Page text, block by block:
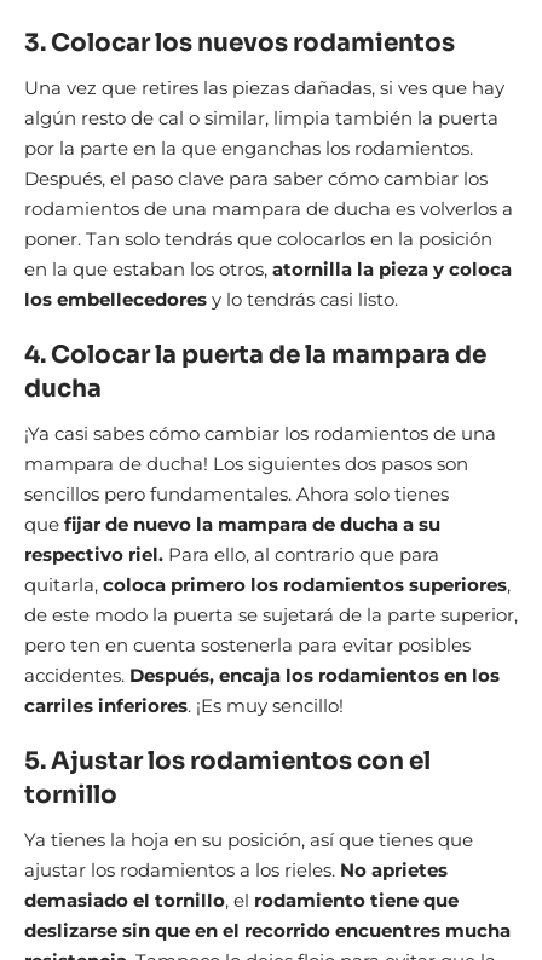
3. Colocar los nuevos rodamientos
Una vez que retires las piezas dañadas, si ves que hay
algún resto de cal o similar, limpia también la puerta
por la parte en la que enganchas los rodamientos.
Después, el paso clave para saber cómo cambiar los
rodamientos de una mampara de ducha es volverlos a
poner. Tan solo tendrás que colocarlos en la posición
en la que estaban los otros, atornilla la pieza y coloca
los embellecedores y lo tendrás casi listo.
4. Colocar la puerta de la mampara de
ducha
¡Ya casi sabes cómo cambiar los rodamientos de una
mampara de ducha! Los siguientes dos pasos son
sencillos pero fundamentales. Ahora solo tienes
que fijar de nuevo la mampara de ducha a su
respectivo riel. Para ello, al contrario que para
quitarla, coloca primero los rodamientos superiores,
de este modo la puerta se sujetará de la parte superior,
pero ten en cuenta sostenerla para evitar posibles
accidentes. Después, encaja los rodamientos en los
carriles inferiores. ¡Es muy sencillo!
5. Ajustar los rodamientos con el
tornillo
Ya tienes la hoja en su posición, así que tienes que
ajustar los rodamientos a los rieles. No aprietes
demasiado el tornillo, el rodamiento tiene que
deslizarse sin que en el recorrido encuentres mucha